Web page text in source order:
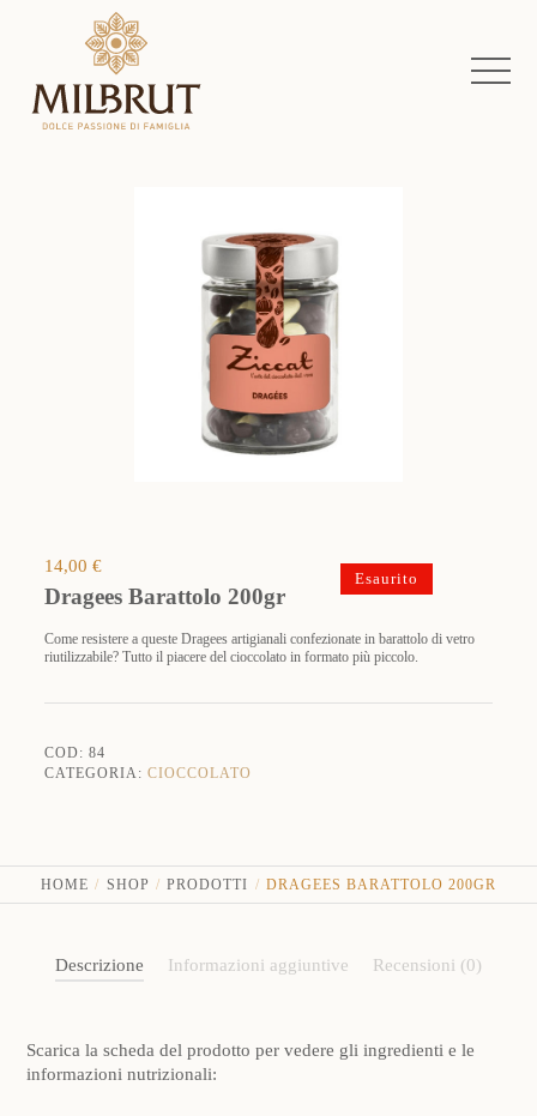
14,00€
Dragees Barattolo 200gr
Come resistere a queste Dragees artigianali confezionate in barattolo di vetro
riutilizzabile? Tutto il piacere del cioccolato in formato più piccolo.
Esaurito
COD: 84
CATEGORIA: CIOCCOLATO
HOME SHOP PRODOTTI DRAGEES BARATTOLO 200GR
Descrizione Informazioni aggiuntive Recensioni (0)
Scarica la scheda del prodotto per vedere gli ingredienti e le
informazioni nutrizionali: